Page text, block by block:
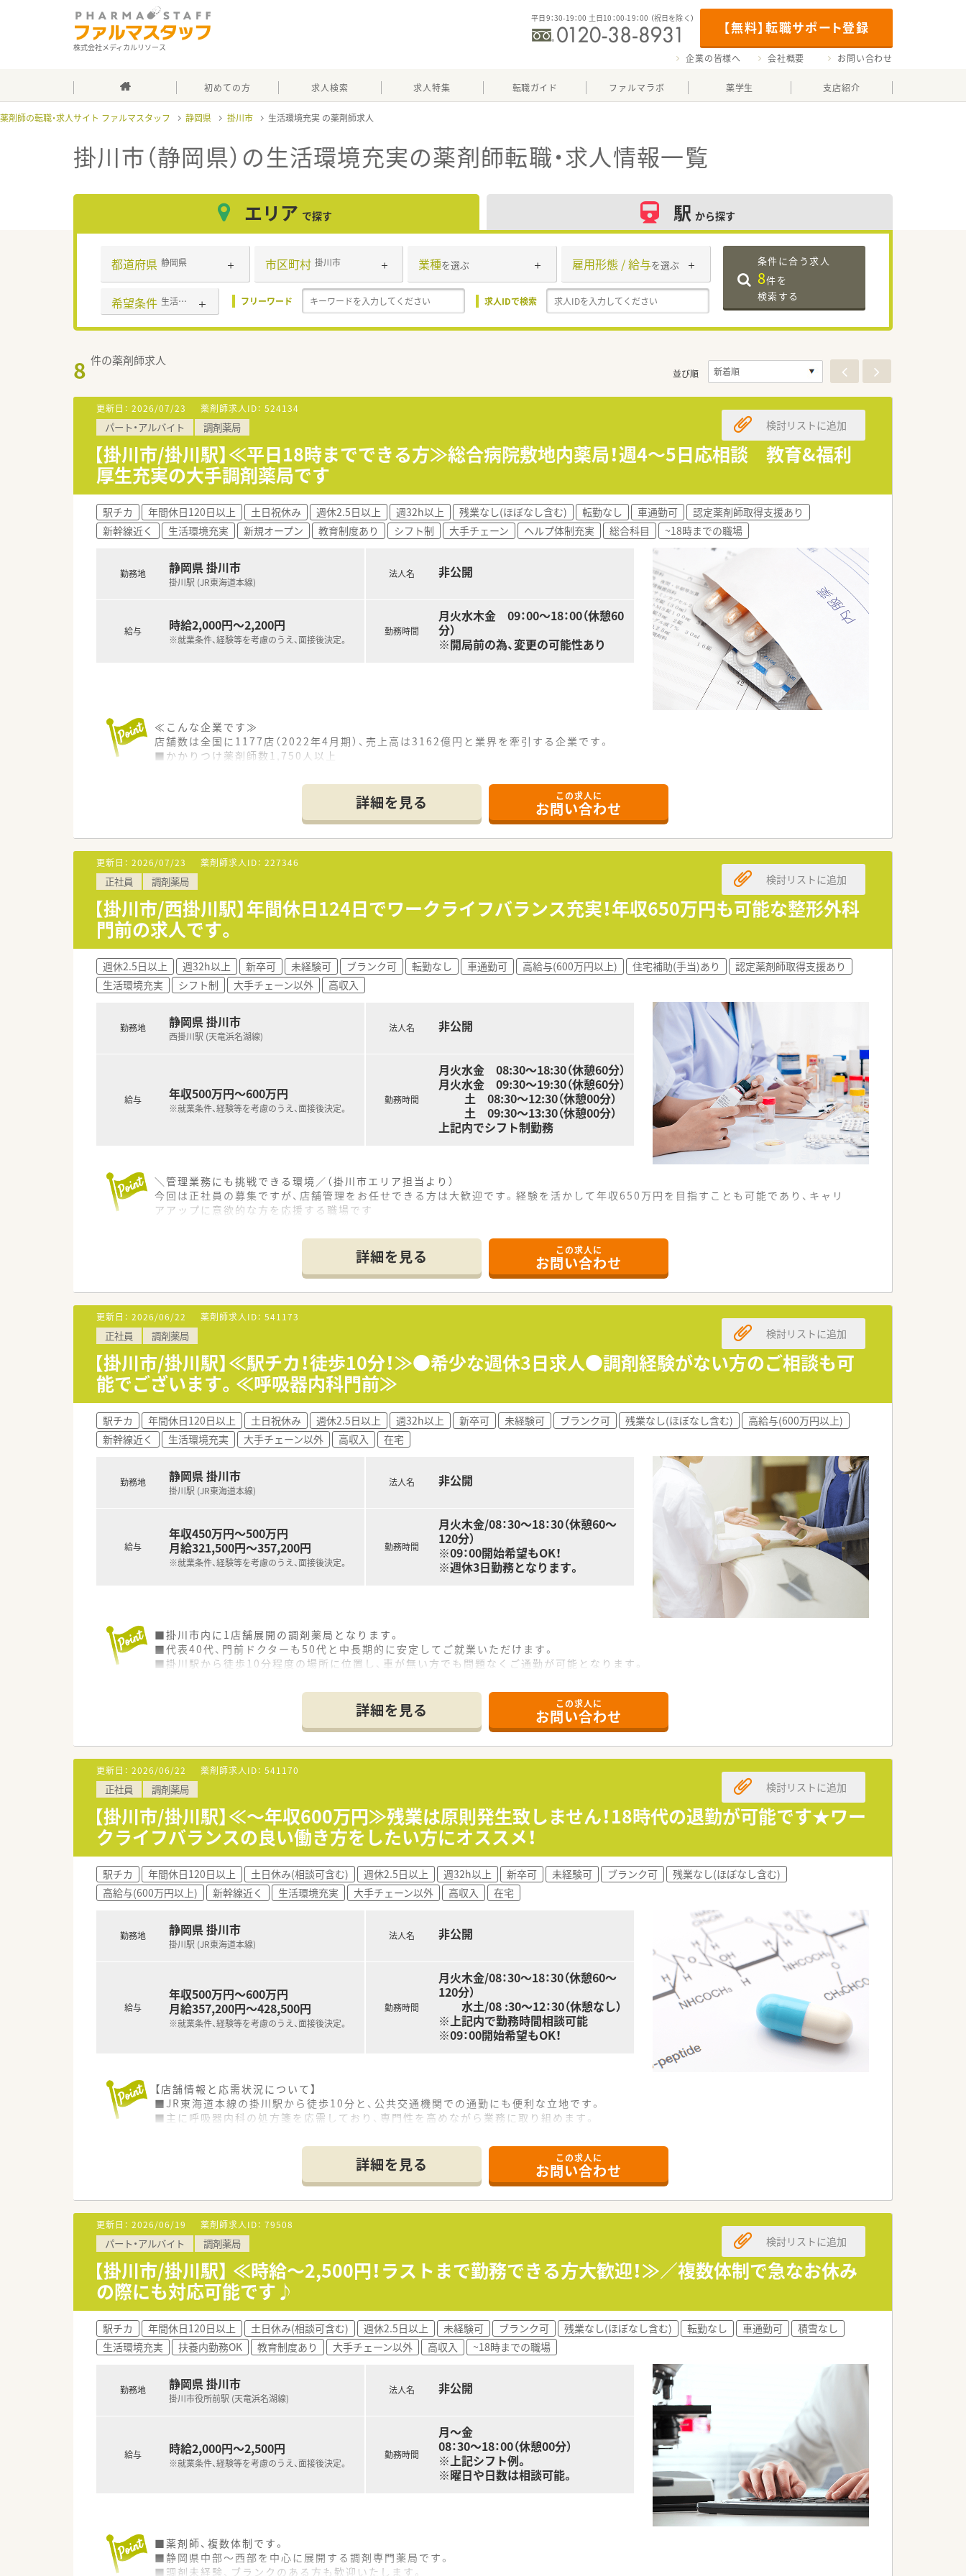
株式会社メディカルリソース
【無料】転職サポート登録
平日9：30-19：00 土日10：00-19：00 （祝日を除く）
企業の皆様へ 会社概要 お問い合わせ
初めての方 求人検索 求人特集 転職ガイド ファルマラボ 薬学生 支店紹介
薬剤師の転職・求人サイト ファルマスタッフ 静岡県 掛川市 生活環境充実
掛川市（静岡県）の生活環境充実の薬剤師転職・求人情報一覧
エリア で探す 駅 から探す
都道府県 静岡県 市区町村 掛川市 業種を選ぶ 雇用形態 / 給与を選ぶ
希望条件 生活環境充実 フリーワード 求人IDで検索
条件に合う求人
8件を
検索する
8 件の薬剤師求人
並び順
更新日： 2026/07/23 薬剤師求人ID： 524134
パート・アルバイト 調剤薬局
【掛川市/掛川駅】≪平日18時までできる方≫総合病院敷地内薬局！週4～5日応相談 教育&福利
厚生充実の大手調剤薬局です
検討リストに追加
駅チカ 年間休日120日以上 土日祝休み 週休2.5日以上 週32h以上 残業なし(ほぼなし含む) 転勤なし 車通勤可
認定薬剤師取得支援あり
新幹線近く
生活環境充実 新規オープン 教育制度あり シフト制 大手チェーン ヘルプ体制充実 総合科目 ~18時までの職場
勤務地 静岡県 掛川市
掛川駅 (JR東海道本線)
給与 時給2,000円～2,200円
※就業条件、経験等を考慮のうえ、面接後決定。
法人名 非公開
勤務時間
月火水木金 09：00～18：00（休憩60
分）
※開局前の為、変更の可能性あり
≪こんな企業です≫
店舗数は全国に1177店（2022年4月期）、売上高は3162億円と業界を牽引する企業です。
■かかりつけ薬剤師数1,750人以上
■社内集合研修60種類以上
詳細を見る この求人に
お問い合わせ
更新日： 2026/07/23 薬剤師求人ID： 227346
正社員 調剤薬局
【掛川市/西掛川駅】年間休日124日でワークライフバランス充実！年収650万円も可能な整形外科
門前の求人です。
検討リストに追加
週休2.5日以上 週32h以上 新卒可 未経験可 ブランク可 転勤なし 車通勤可 高給与(600万円以上) 住宅補助(手当)あり
認定薬剤師取得支援あり
生活環境充実
シフト制 大手チェーン以外 高収入
勤務地 静岡県 掛川市
西掛川駅 (天竜浜名湖線)
給与 年収500万円～600万円
※就業条件、経験等を考慮のうえ、面接後決定。
法人名 非公開
勤務時間
月火水金 08:30～18:30（休憩60分）
月火水金 09:30～19:30（休憩60分）
土 08:30～12:30（休憩00分）
土 09:30～13:30（休憩00分）
上記内でシフト制勤務
＼管理業務にも挑戦できる環境／（掛川市エリア担当より）
今回は正社員の募集ですが、店舗管理をお任せできる方は大歓迎です。経験を活かして年収650万円を目指すことも可能であり、キャリ
アアップに意欲的な方を応援する職場です
【店舗情報と応需状況について】
■最寄り駅から徒歩11分ほどの立地にあり、主に整形外科の処方箋を1日あたり80から100枚程度応需しています。
■医薬品の採用品目数は約1,000品目となっており、地域に密着したかかりつけ薬局としての役割を担っています。
■門前クリニックの医師は地域で非常に人気があり、日によっては処方箋枚数が100枚を超えることもあります。
【求人情報について】
■これまでのご経験やスキルをしっかりと評価し、各種手当を含めて最高で年収650万円までの提示が可能な求人です。
■給与形態は月給制ではなく年俸制の12分割となっており、毎月安定した収入を得ることができる給与システムです。
■木曜日と日曜日がお休みの週休2.5日制を導入しており、年間休日は124日とプライベートの時間を十分に確保できます。
【勤務実態について】
■常時2名から3名の薬剤師が在籍しているほか、経験豊富な調剤事務員もサポートに入るため、落ち着いて働けます。
■残業が発生して終業が19時30分頃になることもありますが、早遅のシフト制を組んでスタッフの負担を軽減しています。
■土曜日は基本12時30分までの開局ですが、患者様の状況によっては15時頃まで業務が延びる場合があります。
■整形外科の処方箋を中心とした調剤や監査、患者様への丁寧な服薬指導などをメインにご担当いただきます。
■薬局内で取り扱っている一般用医薬品の販売や、患者様からの健康相談に対するアドバイス等もお任せします。
■ご経験やご希望によっては、医薬品の在庫管理やスタッフのシフト調整など、管理薬剤師としての業務もお願いします。
詳細を見る この求人に
お問い合わせ
更新日： 2026/06/22 薬剤師求人ID： 541173
正社員 調剤薬局
【掛川市/掛川駅】≪駅チカ！徒歩10分！≫●希少な週休3日求人●調剤経験がない方のご相談も可
能でございます。≪呼吸器内科門前≫
検討リストに追加
駅チカ 年間休日120日以上 土日祝休み 週休2.5日以上 週32h以上 新卒可 未経験可 ブランク可 残業なし(ほぼなし含む)
高給与(600万円以上)
新幹線近く
生活環境充実 大手チェーン以外 高収入 在宅
勤務地 静岡県 掛川市
掛川駅 (JR東海道本線)
給与
年収450万円～500万円
月給321,500円～357,200円
※就業条件、経験等を考慮のうえ、面接後決定。
法人名 非公開
勤務時間
月火木金/08：30～18：30（休憩60～
120分）
※09：00開始希望もOK！
※週休3日勤務となります。
■掛川市内に1店舗展開の調剤薬局となります。
■代表40代、門前ドクターも50代と中長期的に安定してご就業いただけます。
■掛川駅から徒歩10分程度の場所に位置し、車が無い方でも問題なくご通勤が可能となります。
詳細を見る この求人に
お問い合わせ
更新日： 2026/06/22 薬剤師求人ID： 541170
正社員 調剤薬局
【掛川市/掛川駅】≪～年収600万円≫残業は原則発生致しません！18時代の退勤が可能です★ワー
クライフバランスの良い働き方をしたい方にオススメ！
検討リストに追加
駅チカ 年間休日120日以上 土日休み(相談可含む) 週休2.5日以上 週32h以上 新卒可 未経験可 ブランク可
残業なし(ほぼなし含む)
高給与(600万円以上)
新幹線近く 生活環境充実 大手チェーン以外 高収入 在宅
勤務地 静岡県 掛川市
掛川駅 (JR東海道本線)
給与
年収500万円～600万円
月給357,200円～428,500円
※就業条件、経験等を考慮のうえ、面接後決定。
法人名 非公開
勤務時間
月火木金/08：30～18：30（休憩60～
120分）
水土/08 :30～12：30（休憩なし）
※上記内で勤務時間相談可能
※09：00開始希望もOK！
【店舗情報と応需状況について】
■JR東海道本線の掛川駅から徒歩10分と、公共交通機関での通勤にも便利な立地です。
■主に呼吸器内科の処方箋を応需しており、専門性を高めながら業務に取り組めます。
■代表薬剤師と協力し薬局を運営する、初めての正社員を増員募集いたします。
■代表と二人三脚で、地域に根差した温かい薬局を創っていける方を求めています。
■呼吸器科門前のため、患者様への配慮から喫煙されない方を募集しております。
【職場環境と雰囲気】
■40代の明るく穏やかな代表と、20～30代の医療事務2名が在籍しております。
■個人薬局ならではの、アットホームで堅苦しくない、少し大らかな雰囲気の職場です。
■中途採用の実績がないため、ご入社いただく方のご意見を尊重し一緒に薬局を作ります。
【勤務実態について】
■月の平均残業時間は0～5時間程度と、原則として残業は発生しない職場環境です。
■代表が常駐するため、ご入社いただく方が一人で勤務することは一切ありません。
■年末年始は5日程度の休暇が取得でき、門前が診療していても薬局は休みとなります。
詳細を見る この求人に
お問い合わせ
更新日： 2026/06/19 薬剤師求人ID： 79508
パート・アルバイト 調剤薬局
【掛川市/掛川駅】 ≪時給～2,500円！ラストまで勤務できる方大歓迎！≫／複数体制で急なお休み
の際にも対応可能です♪
検討リストに追加
駅チカ 年間休日120日以上 土日休み(相談可含む) 週休2.5日以上 未経験可 ブランク可 残業なし(ほぼなし含む) 転勤なし 車通勤可
積雪なし
生活環境充実
扶養内勤務OK 教育制度あり 大手チェーン以外 高収入 ~18時までの職場
勤務地 静岡県 掛川市
掛川市役所前駅 (天竜浜名湖線)
給与 時給2,000円～2,500円
※就業条件、経験等を考慮のうえ、面接後決定。
法人名 非公開
勤務時間
月～金
08：30～18：00（休憩00分）
※上記シフト例。
※曜日や日数は相談可能。
■薬剤師、複数体制です。
■静岡県中部～西部を中心に展開する調剤専門薬局です。
■調剤未経験、ブランクのある方も歓迎いたします。